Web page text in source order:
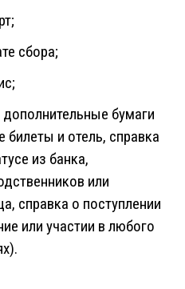
сбора;
бумаги
билеты и отель, справка
из банка,
или
справка о поступлении
или участии в любого